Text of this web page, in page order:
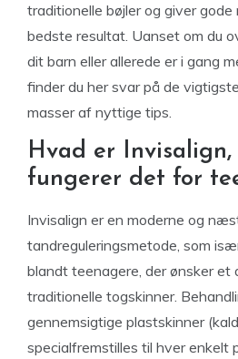
traditionelle bøjler og giver
bedste resultat. Uanset om du
dit barn eller allerede er i gang
finder du her svar på de
masser af nyttige tips.
Hvad er
fungerer det for
Invisalign er en moderne og
tandreguleringsmetode, som
blandt teenagere, der ønsker et
traditionelle togskinner.
gennemsigtige plastskinner
specialfremstilles til hver enkelt